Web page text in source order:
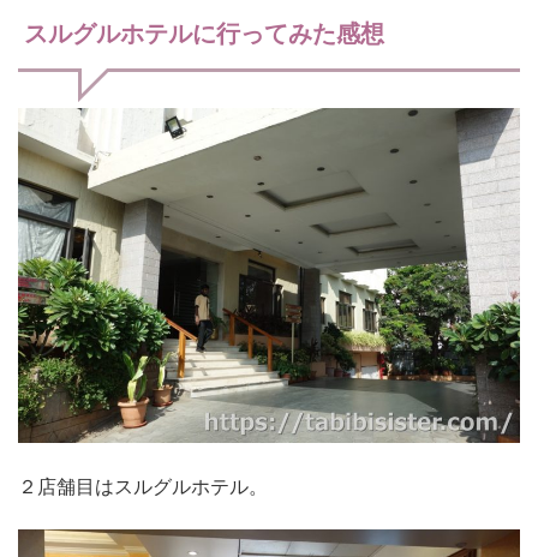
スルグルホテルに行ってみた感想
２店舗目はスルグルホテル。